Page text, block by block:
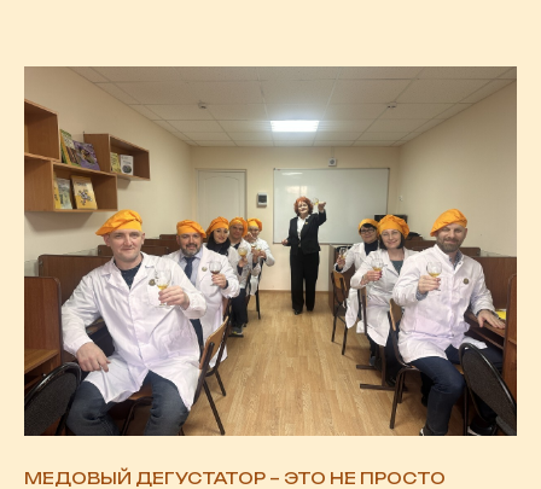
МЕДОВЫЙ ДЕГУСТАТОР – ЭТО НЕ ПРОСТО